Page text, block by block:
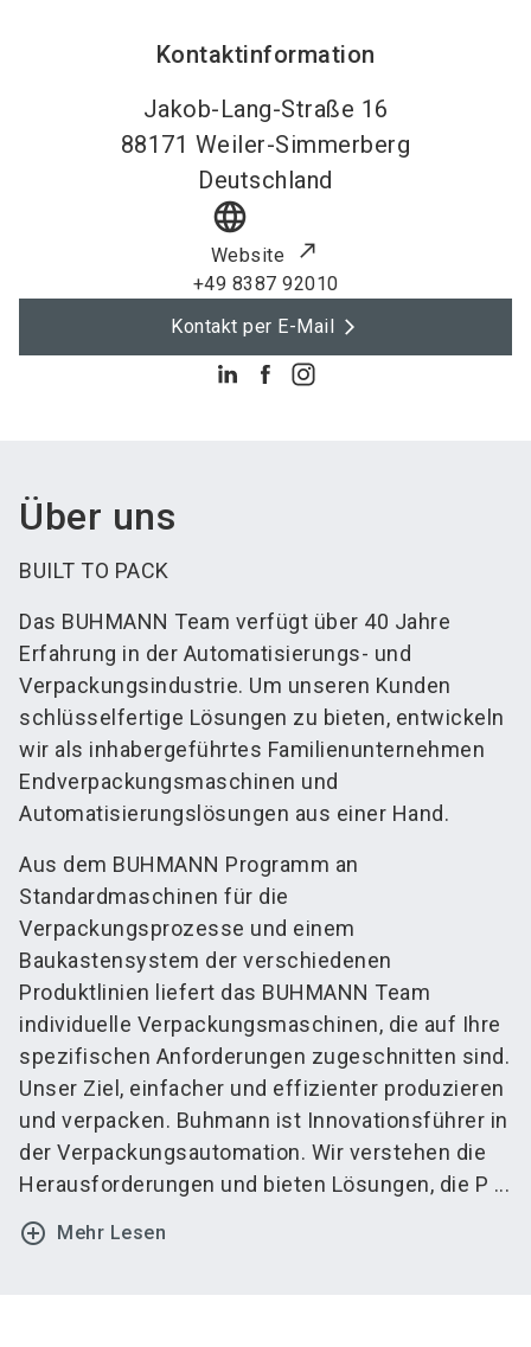
Kontaktinformation
Jakob-Lang-Straße 16
88171 Weiler-Simmerberg
Deutschland
language
Website
+49 8387 92010
Kontakt per E-Mail
Über uns
BUILT TO PACK
Das BUHMANN Team verfügt über 40 Jahre
Erfahrung in der Automatisierungs- und
Verpackungsindustrie. Um unseren Kunden
schlüsselfertige Lösungen zu bieten, entwickeln
wir als inhabergeführtes Familienunternehmen
Endverpackungsmaschinen und
Automatisierungslösungen aus einer Hand.
Aus dem BUHMANN Programm an
Standardmaschinen für die
Verpackungsprozesse und einem
Baukastensystem der verschiedenen
Produktlinien liefert das BUHMANN Team
individuelle Verpackungsmaschinen, die auf Ihre
spezifischen Anforderungen zugeschnitten sind.
Unser Ziel, einfacher und effizienter produzieren
und verpacken. Buhmann ist Innovationsführer in
der Verpackungsautomation. Wir verstehen die
Herausforderungen und bieten Lösungen, die P ...
add_circle_outline Mehr Lesen